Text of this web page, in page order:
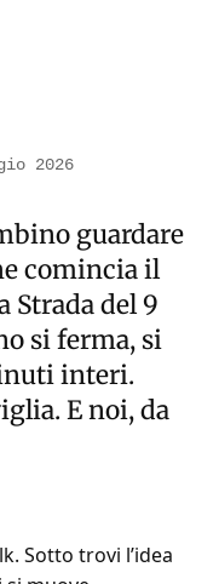
2026
guardare
comincia il
Strada del 9
si ferma, si
interi.
E noi, da
Sotto trovi l’idea